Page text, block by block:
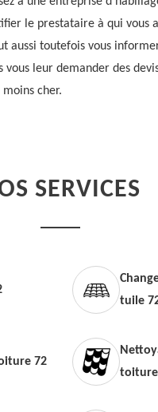
le prestataire à qui vous
aussi toutefois vous
vous leur demander des
cher.
SERVICES
tuile
72